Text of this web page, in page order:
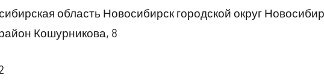
область Новосибирск городской округ
Кошурникова, 8